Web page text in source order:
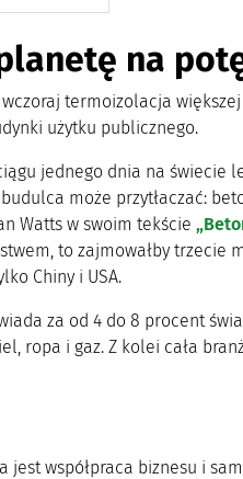
na
termoizolacja
użytku publicznego.
jednego dnia na świecie
może przytłaczać:
Watts w swoim tekście
to zajmowałby
Chiny i USA.
za od 4 do 8 procent
ropa i gaz. Z kolei cała
współpraca biznesu i